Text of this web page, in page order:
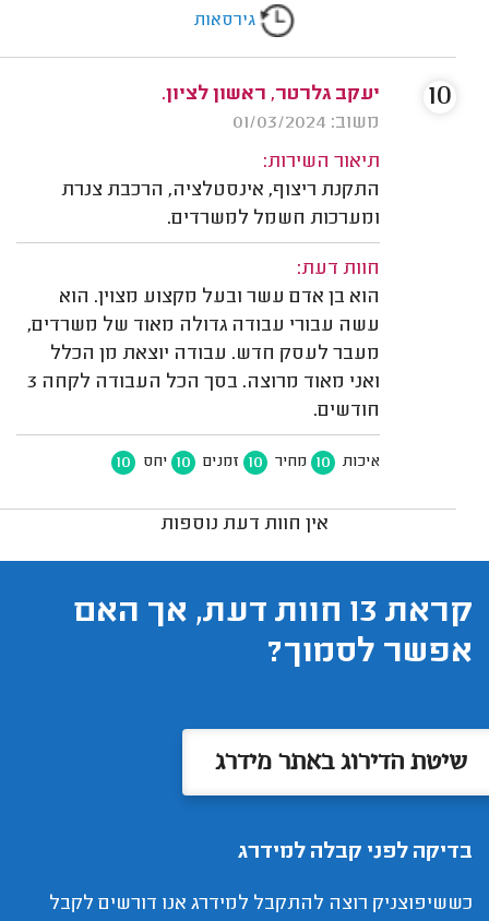
גירסאות
יעקב גלרטר, ראשון לציון.
משוב: 01/03/2024
תיאור השירות:
התקנת ריצוף, אינסטלציה, הרכבת צנרת
ומערכות חשמל למשרדים.
חוות דעת:
הוא בן אדם עשר ובעל מקצוע מצוין. הוא
עשה עבורי עבודה גדולה מאוד של משרדים,
מעבר לעסק חדש. עבודה יוצאת מן הכלל
ואני מאוד מרוצה. בסך הכל העבודה לקחה 3
חודשים.
איכות 10 מחיר 10 זמנים 10 יחס 10
10
אין חוות דעת נוספות
קראת 13 חוות דעת, אך האם
אפשר לסמוך?
שיטת הדירוג באתר מידרג
בדיקה לפני קבלה למידרג
כששיפוצניק רוצה להתקבל למידרג אנו דורשים לקבל